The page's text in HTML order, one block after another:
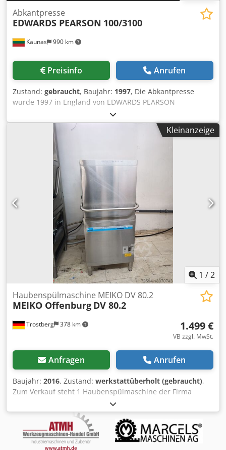
Kaunas 990 km
Abkantpresse
EDWARDS PEARSON 100/3100
Preisinfo Anrufen
Zustand: gebraucht, Baujahr: 1997, Die Abkantpresse
wurde 1997 in England von EDWARDS PEARSON
hergestellt. Die Abkantpresse ist in gutem Zustand, wird
mit Werkzeug verkauft. Immer pünktlich gewartet und
gepflegt. Die Werkzeugmaschinen sind angeschlossen und
können getestet und inspiziert werden. Spezifikation:
Modell: EDWARDS PEARSON 100/3100 PR6 Baujahr: 1997
Arbeitslänge: 3 100 mm Biegeleistung: 100 T Verfahrweg:
172 mm Abstand zwischen Tisch und Rahmen: 450 mm
Arbeitsgeschwindigkeit: 100 mm/s
Rücklaufgeschwindigkeit: 110 mm/s Achsen: automatisch
X1, X2, Y1, Y2, Z1, Z2, R Werkzeuge: Verfügbar Gewicht: 7 T
Sonstiges: Neuer Bildschirm vor kurzem ersetzt, Tastatur
für die Benutzerfreundlichkeit angebracht. Cjdjrfx Utspfx
Antjrf Wenn Sie weitere Fragen haben, werden wir gerne
zu beantworten.
Kleinanzeige
1 /2
Trostberg 378 km
Haubenspülmaschine MEIKO DV 80.2
MEIKO Offenburg DV 80.2
1.499 €
VB zzgl. MwSt.
Anfragen Anrufen
Baujahr: 2016, Zustand: werkstattüberholt (gebraucht),
Zum Verkauf steht 1 Haubenspülmaschine der Firma
Meiko mit der Modellbezeichnung DV 80.2 mit dem
Baujahr 2015/16. Zustand gut, liefen teilweise mit
Weichwasser. Ohne Dosieranlage! Es handelt sich bei
diesen Maschinen um ehemalige Leasinggeräte. Es gibt
verschiedene Ausstattungen, u. Umständen mit interner